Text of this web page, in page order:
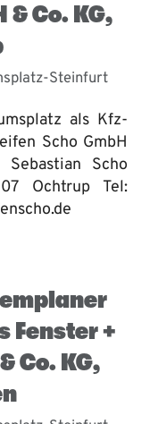
& Co. KG,
Steinfurt
als Kfz-
Scho GmbH
Scho
Ochtrup Tel:
Fenster +
Co. KG,